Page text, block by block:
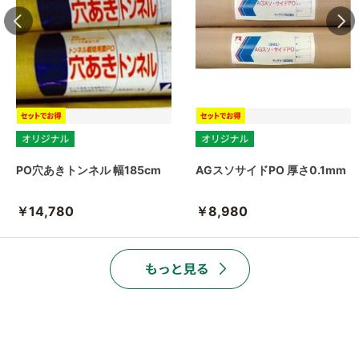
PO穴あきトンネル 幅185cm
￥14,780
AGスソサイドPO 厚さ0.1mm
￥8,980